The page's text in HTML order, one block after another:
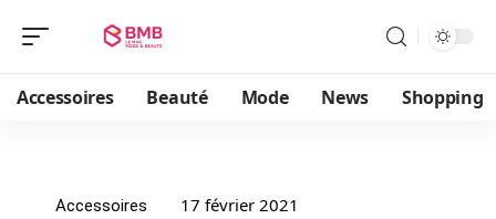
Accessoires Beauté Mode News Shopping
Accessoires 17 février 2021